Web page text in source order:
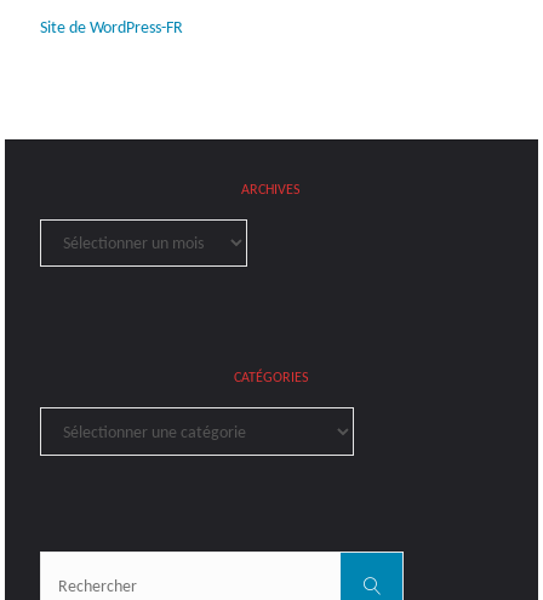
Site de WordPress-FR
ARCHIVES
Archives
CATÉGORIES
Catégories
Rechercher